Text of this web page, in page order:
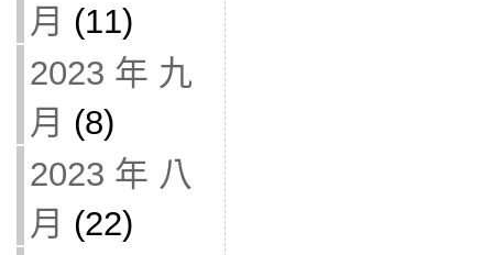
月 (11)
2023 年 九
月 (8)
2023 年 八
月 (22)